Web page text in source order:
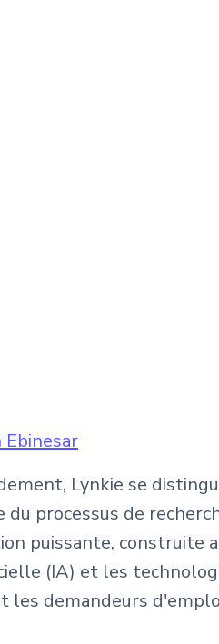
Ebinesar
Lynkie se
processus de
puissante, construite
(IA) et les
demandeurs